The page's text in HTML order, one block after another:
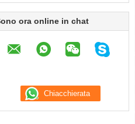
ora online in chat